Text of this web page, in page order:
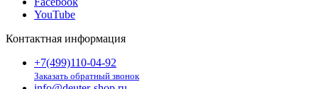
YouTube
Контактная информация
+7(499)110-04-92
Заказать обратный звонок